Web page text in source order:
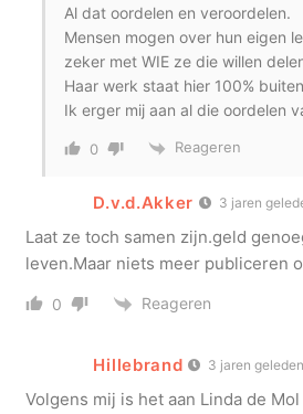
Al dat oordelen en veroordelen.
Mensen mogen over hun eigen
zeker met WIE ze die willen
Haar werk staat hier 100%
Ik erger mij aan al die oordelen
0 Reageren
D.v.d.Akker 3 jaren
Laat ze toch samen zijn.geld
leven.Maar niets meer publiceren
0 Reageren
Hillebrand 3 jaren geleden
Volgens mij is het aan Linda de